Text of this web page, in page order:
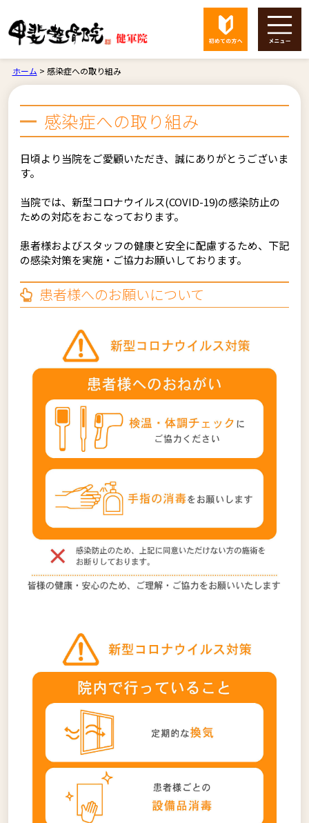
ホーム > 感染症への取り組み
感染症への取り組み
日頃より当院をご愛顧いただき、誠にありがとうございま
す。
当院では、新型コロナウイルス(COVID-19)の感染防止の
ための対応をおこなっております。
患者様およびスタッフの健康と安全に配慮するため、下記
の感染対策を実施・ご協力お願いしております。
患者様へのお願いについて